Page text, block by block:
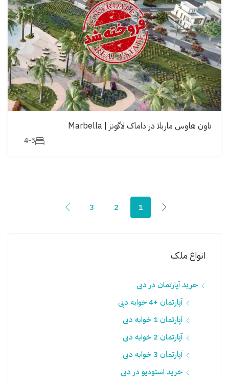
تاون هاوس ماربلا در داماک لاگونز | Marbella
4-5
1
2
3
انواع ملک
خرید آپارتمان در دبی
آپارتمان +4 خوابه دبی
آپارتمان 1 خوابه دبی
آپارتمان 2 خوابه دبی
آپارتمان 3 خوابه دبی
خرید استودیو در دبی